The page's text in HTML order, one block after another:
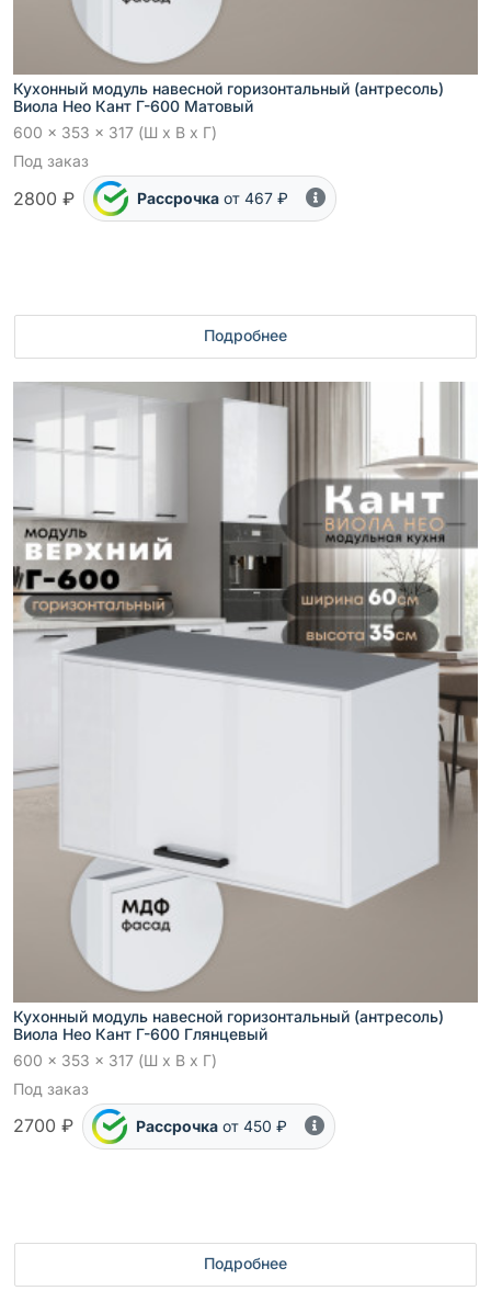
Кухонный модуль навесной горизонтальный (антресоль)
Виола Нео Кант Г-600 Матовый
600 x 353 x 317 (Ш x В x Г)
Под заказ
2800 ₽ Рассрочка от 467 ₽
Подробнее
Кухонный модуль навесной горизонтальный (антресоль)
Виола Нео Кант Г-600 Глянцевый
600 x 353 x 317 (Ш x В x Г)
Под заказ
2700 ₽ Рассрочка от 450 ₽
Подробнее